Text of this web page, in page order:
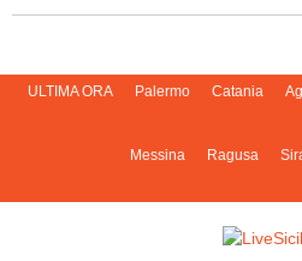
ULTIMA ORA Palermo Catania
Messina Ragusa